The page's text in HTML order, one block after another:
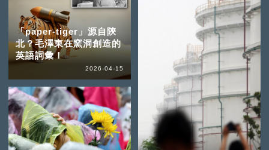
「paper-tiger」源自陝
北？毛澤東在窯洞創造的
英語詞彙！
2026-04-15